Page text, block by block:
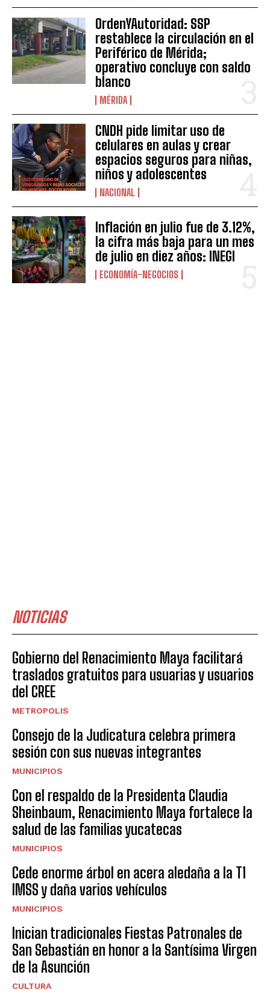
OrdenYAutoridad: SSP
restablece la circulación en el
Periférico de Mérida;
operativo concluye con saldo
blanco
MÉRIDA
CNDH pide limitar uso de
celulares en aulas y crear
espacios seguros para niñas,
niños y adolescentes
NACIONAL
Inflación en julio fue de 3.12%,
la cifra más baja para un mes
de julio en diez años: INEGI
ECONOMÍA-NEGOCIOS
NOTICIAS
Gobierno del Renacimiento Maya facilitará
traslados gratuitos para usuarias y usuarios
del CREE
METROPOLIS
Consejo de la Judicatura celebra primera
sesión con sus nuevas integrantes
MUNICIPIOS
Con el respaldo de la Presidenta Claudia
Sheinbaum, Renacimiento Maya fortalece la
salud de las familias yucatecas
MUNICIPIOS
Cede enorme árbol en acera aledaña a la T1
IMSS y daña varios vehículos
MUNICIPIOS
Inician tradicionales Fiestas Patronales de
San Sebastián en honor a la Santísima Virgen
de la Asunción
CULTURA